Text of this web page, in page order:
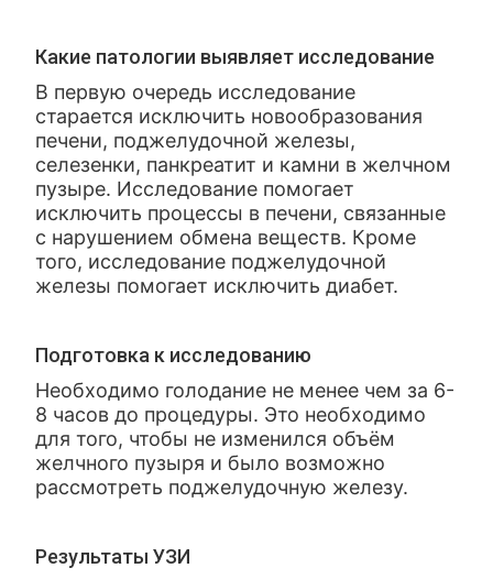
Какие патологии выявляет исследование
В первую очередь исследование
старается исключить новообразования
печени, поджелудочной железы,
селезенки, панкреатит и камни в желчном
пузыре. Исследование помогает
исключить процессы в печени, связанные
с нарушением обмена веществ. Кроме
того, исследование поджелудочной
железы помогает исключить диабет.
Подготовка к исследованию
Необходимо голодание не менее чем за 6-
8 часов до процедуры. Это необходимо
для того, чтобы не изменился объём
желчного пузыря и было возможно
рассмотреть поджелудочную железу.
Результаты УЗИ